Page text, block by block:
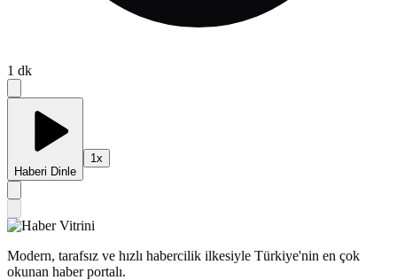
1 dk
Haberi Dinle
1 x
Modern, tarafsız ve hızlı habercilik ilkesiyle Türkiye'nin en çok
okunan haber portalı.